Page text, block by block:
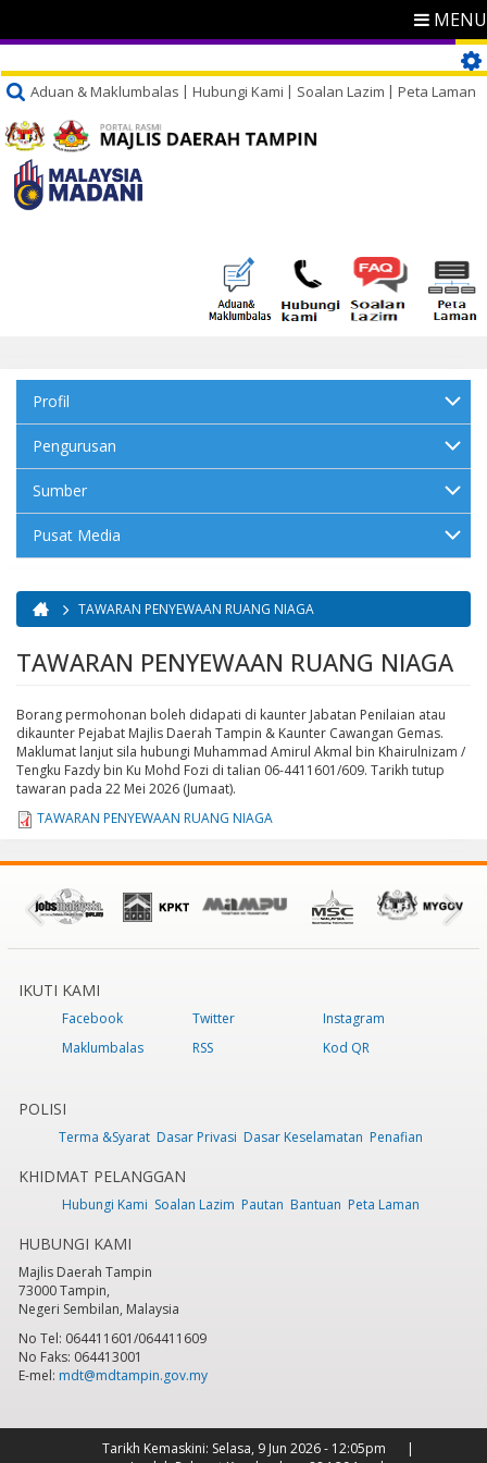
MENU
Aduan & Maklumbalas Hubungi Kami Soalan Lazim Peta Laman
Profil
Pengurusan
Sumber
Pusat Media
Anda di sini
TAWARAN PENYEWAAN RUANG NIAGA
TAWARAN PENYEWAAN RUANG NIAGA
Borang permohonan boleh didapati di kaunter Jabatan Penilaian atau
dikaunter Pejabat Majlis Daerah Tampin & Kaunter Cawangan Gemas.
Maklumat lanjut sila hubungi Muhammad Amirul Akmal bin Khairulnizam /
Tengku Fazdy bin Ku Mohd Fozi di talian 06-4411601/609. Tarikh tutup
tawaran pada 22 Mei 2026 (Jumaat).
TAWARAN PENYEWAAN RUANG NIAGA
IKUTI KAMI
Facebook Twitter
Instagram
Maklumbalas
RSS Kod QR
POLISI
Terma &Syarat Dasar Privasi Dasar Keselamatan Penafian
KHIDMAT PELANGGAN
Hubungi Kami Soalan Lazim Pautan Bantuan Peta Laman
HUBUNGI KAMI
Majlis Daerah Tampin
73000 Tampin,
Negeri Sembilan, Malaysia
No Tel: 064411601/064411609
No Faks: 064413001
E-mel: mdt@mdtampin.gov.my
Tarikh Kemaskini: Selasa, 9 Jun 2026 - 12:05pm